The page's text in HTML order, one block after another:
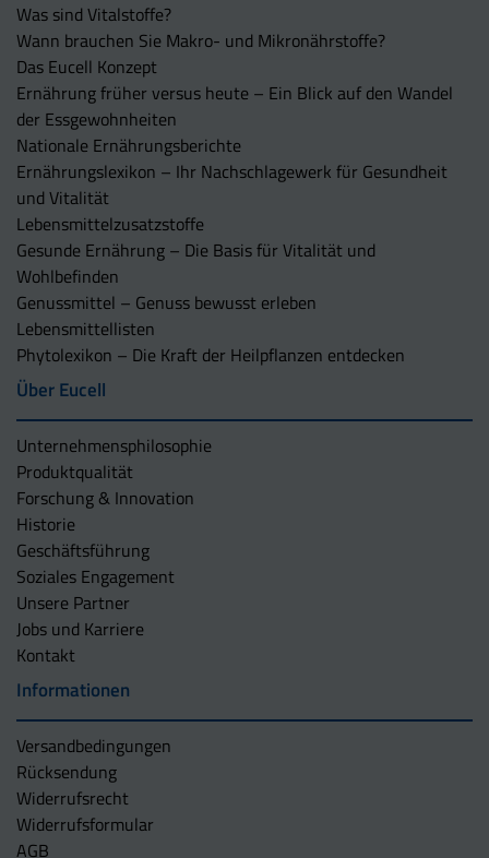
Was sind Vitalstoffe?
Wann brauchen Sie Makro- und Mikronährstoffe?
Das Eucell Konzept
Ernährung früher versus heute – Ein Blick auf den Wandel
der Essgewohnheiten
Nationale Ernährungsberichte
Ernährungslexikon – Ihr Nachschlagewerk für Gesundheit
und Vitalität
Lebensmittelzusatzstoffe
Gesunde Ernährung – Die Basis für Vitalität und
Wohlbefinden
Genussmittel – Genuss bewusst erleben
Lebensmittellisten
Phytolexikon – Die Kraft der Heilpflanzen entdecken
Über Eucell
Unternehmens­philosophie
Produktqualität
Forschung & Innovation
Historie
Geschäftsführung
Soziales Engagement
Unsere Partner
Jobs und Karriere
Kontakt
Informationen
Versandbedingungen
Rücksendung
Widerrufsrecht
Widerrufsformular
AGB